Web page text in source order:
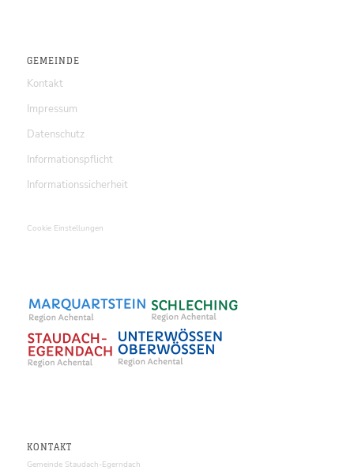
GEMEINDE
Kontakt
Impressum
Datenschutz
Informationspflicht
Informationssicherheit
Cookie Einstellungen
KONTAKT
Gemeinde Staudach-Egerndach